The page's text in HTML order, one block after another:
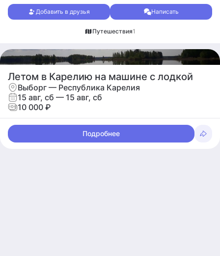
Добавить в друзья Написать
Путешествия1
Летом в Карелию на машине с лодкой
Выборг — Республика Карелия
15 авг, сб — 15 авг, сб
10 000 ₽
Подробнее